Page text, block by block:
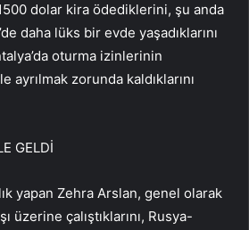
dolar kira ödediklerini, şu anda
daha lüks bir evde yaşadıklarını
oturma izinlerinin
ayrılmak zorunda kaldıklarını
GELDİ
yapan Zehra Arslan, genel olarak
üzerine çalıştıklarını, Rusya-